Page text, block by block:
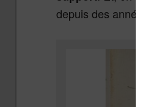
depuis des années.